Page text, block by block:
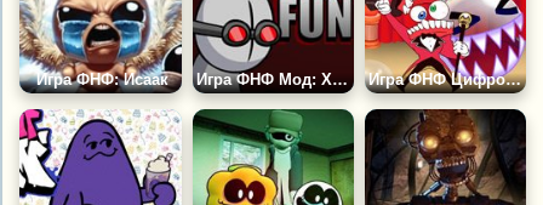
Игра ФНФ: Исаак Игра ФНФ Мод: Хэнк (Маднесс Комбат) Игра ФНФ Цифровой Цирк: Оцифровка